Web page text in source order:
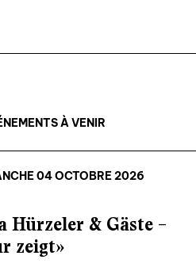
À VENIR
04 OCTOBRE 2026
Hürzeler & Gäste –
zeigt»